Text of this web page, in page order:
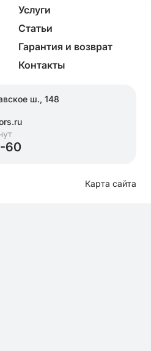
Услуги
Статьи
Гарантия и возврат
Контакты
ш., 148
60
Карта сайта